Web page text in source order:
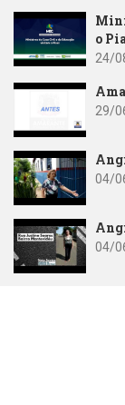
o
24/
29/
04/
04/